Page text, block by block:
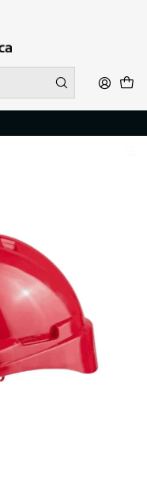
TIENDA, DESDE
CRANEO
C/ARNES CREMALLERA